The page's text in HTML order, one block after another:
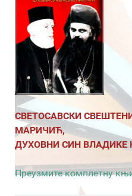
СВЕТОСАВСКИ
МАРИЧИЋ,
ДУХОВНИ СИН ВЛАДИКЕ
Преузмите комплетну